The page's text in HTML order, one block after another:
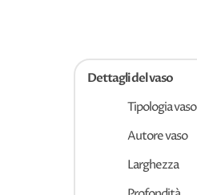
Dettagli del vaso
Tipologia vaso
Autore vaso
Larghezza